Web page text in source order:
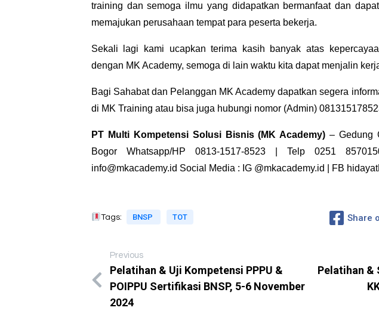
training dan semoga ilmu yang didapatkan bermanfaat dan
memajukan perusahaan tempat para peserta bekerja.
Sekali lagi kami ucapkan terima kasih banyak atas
dengan MK Academy, semoga di lain waktu kita dapat menjalin
Bagi Sahabat dan Pelanggan MK Academy dapatkan segera
di MK Training atau bisa juga hubungi nomor (Admin)
PT Multi Kompetensi Solusi Bisnis (MK Academy) – Gedung
Bogor Whatsapp/HP 0813-1517-8523 | Telp 0251
info@mkacademy.id Social Media : IG @mkacademy.id | FB
Tags: BNSP TOT Share
Previous
Pelatihan & Uji Kompetensi PPPU &
POIPPU Sertifikasi BNSP, 5-6 November
2024
Pelatihan